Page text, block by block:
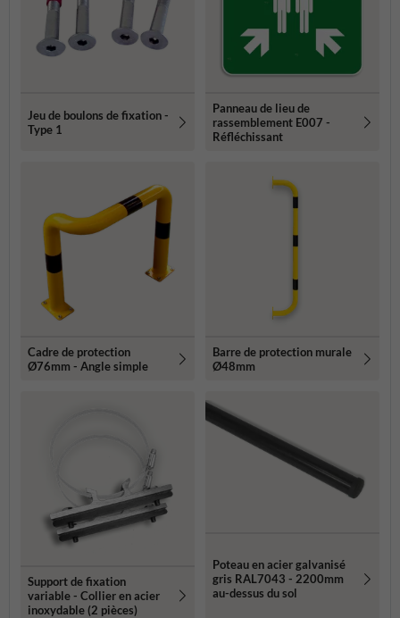
Jeu de boulons de fixation -
Type 1
Panneau de lieu de
rassemblement E007 -
Réfléchissant
Cadre de protection
Ø76mm - Angle simple
Barre de protection murale
Ø48mm
Support de fixation
variable - Collier en acier
inoxydable (2 pièces)
Poteau en acier galvanisé
gris RAL7043 - 2200mm
au-dessus du sol